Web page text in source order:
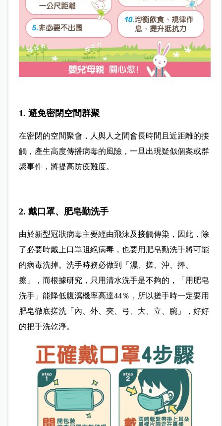
1. 避免密閉空間群聚
在密閉的空間聚會，人與人之間會長時間且近距離的接
觸，產生高度傳播病毒的風險，一旦出現疑似個案或群
聚事件，將提高防疫難度。
2. 戴口罩、肥皂勤洗手
由於新型冠狀病毒主要經由飛沫及接觸傳染，因此，除
了必要時戴上口罩阻絕病毒，也要用肥皂勤洗手將可能
的病毒洗掉。洗手時務必做到「濕、搓、沖、捧、
擦」，而根據研究，只用清水洗手是不夠的，「用肥皂
洗手」能降低腹瀉機率高達44％，所以搓手時一定要用
肥皂徹底搓洗「內、外、夾、弓、大、立、腕」，好好
的把手洗乾淨。